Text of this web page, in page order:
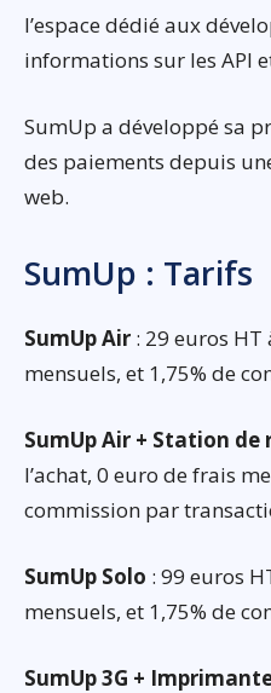
l’espace dédié aux
informations sur les API
SumUp a développé sa
des paiements depuis
web.
SumUp : Tarifs
SumUp Air : 29 euros HT
mensuels, et 1,75% de
SumUp Air + Station de
l’achat, 0 euro de frais
commission par
SumUp Solo : 99 euros
mensuels, et 1,75% de
SumUp 3G +